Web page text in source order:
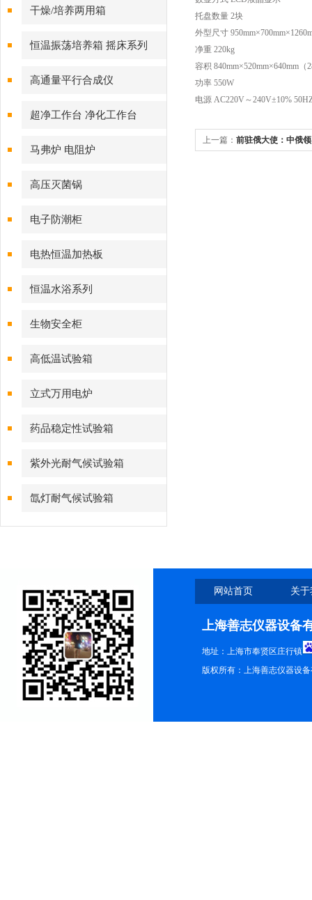
干燥/培养两用箱
恒温振荡培养箱 摇床系列
高通量平行合成仪
超净工作台 净化工作台
马弗炉 电阻炉
高压灭菌锅
电子防潮柜
电热恒温加热板
恒温水浴系列
生物安全柜
高低温试验箱
立式万用电炉
药品稳定性试验箱
紫外光耐气候试验箱
氙灯耐气候试验箱
托盘数量 2块
外型尺寸
净重 220kg
容积 840mm×520mm×640mm（
功率 550W
电源 AC220V～240V±10%
上一篇： 前驻俄大使：中俄
网站首页 关
上海善志仪器设备
地址：上海市奉贤区庄行镇
版权所有：上海善志仪器设